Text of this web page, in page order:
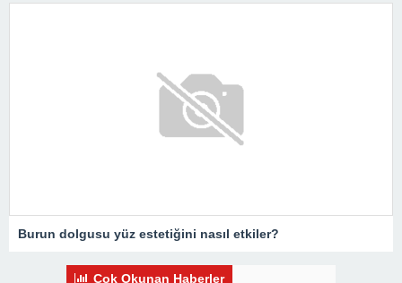
Burun dolgusu yüz estetiğini nasıl etkiler?
Çok Okunan Haberler